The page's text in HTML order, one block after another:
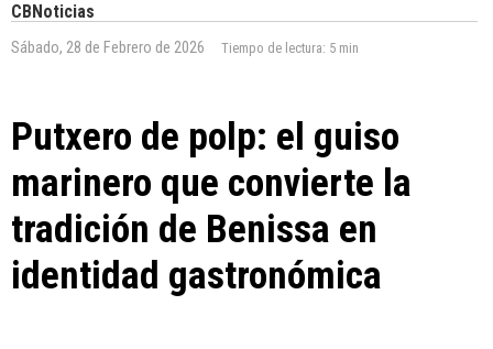
CBNoticias
Sábado, 28 de Febrero de 2026 Tiempo de lectura: 5 min
Putxero de polp: el guiso
marinero que convierte la
tradición de Benissa en
identidad gastronómica